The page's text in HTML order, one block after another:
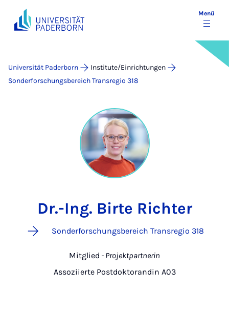
Menü
Universität Paderborn
Institute/Einrichtungen
Sonderforschungsbereich Transregio 318
Dr.-Ing. Birte Richter
Sonderforschungsbereich Transregio 318
Mitglied - Projektpartnerin
Assoziierte Postdoktorandin A03